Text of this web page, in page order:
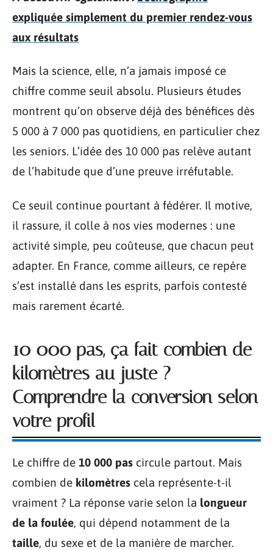
expliquée simplement du premier rendez-vous
aux résultats
Mais la science, elle, n’a jamais imposé ce
chiffre comme seuil absolu. Plusieurs études
montrent qu’on observe déjà des bénéfices dès
5 000 à 7 000 pas quotidiens, en particulier chez
les seniors. L’idée des 10 000 pas relève autant
de l’habitude que d’une preuve irréfutable.
Ce seuil continue pourtant à fédérer. Il motive,
il rassure, il colle à nos vies modernes : une
activité simple, peu coûteuse, que chacun peut
adapter. En France, comme ailleurs, ce repère
s’est installé dans les esprits, parfois contesté
mais rarement écarté.
10 000 pas, ça fait combien de
kilomètres au juste ?
Comprendre la conversion selon
votre profil
Le chiffre de 10 000 pas circule partout. Mais
combien de kilomètres cela représente-t-il
vraiment ? La réponse varie selon la longueur
de la foulée, qui dépend notamment de la
taille, du sexe et de la manière de marcher.